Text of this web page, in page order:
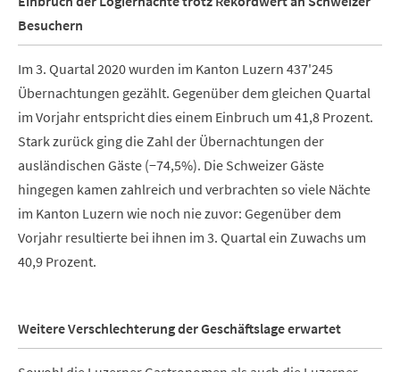
Besuchern
Im 3. Quartal 2020 wurden im Kanton Luzern 437'245
Übernachtungen gezählt. Gegenüber dem gleichen Quartal
im Vorjahr entspricht dies einem Einbruch um 41,8 Prozent.
Stark zurück ging die Zahl der Übernachtungen der
ausländischen Gäste (−74,5%). Die Schweizer Gäste
hingegen kamen zahlreich und verbrachten so viele Nächte
im Kanton Luzern wie noch nie zuvor: Gegenüber dem
Vorjahr resultierte bei ihnen im 3. Quartal ein Zuwachs um
40,9 Prozent.
Weitere Verschlechterung der Geschäftslage erwartet